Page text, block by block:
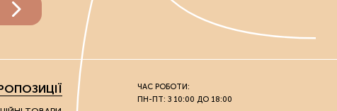
добрива та ґрунтополіпшувачі, які не шкодять
та городніх культур, і для кімнатних рослин.
чистий урожай або рясне цвітіння. Усі засоби
його самовивозом з нашого офлайн-магазину.
ЧАС РОБОТИ:
ПН-ПТ: З 10:00 ДО 18:00